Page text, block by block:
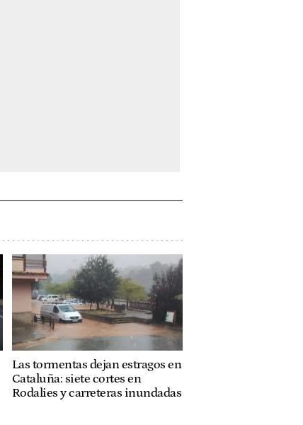
Las tormentas dejan estragos en
Cataluña: siete cortes en
Rodalies y carreteras inundadas